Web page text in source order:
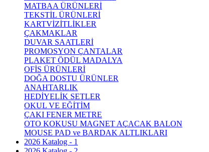
MATBAA ÜRÜNLERİ
TEKSTİL ÜRÜNLERİ
KARTVİZİTLİKLER
ÇAKMAKLAR
DUVAR SAATLERİ
PROMOSYON ÇANTALAR
PLAKET ÖDÜL MADALYA
OFİS ÜRÜNLERİ
DOĞA DOSTU ÜRÜNLER
ANAHTARLIK
HEDİYELİK SETLER
OKUL VE EĞİTİM
ÇAKI FENER METRE
OTO KOKUSU MAGNET AÇACAK BALON
MOUSE PAD ve BARDAK ALTLIKLARI
2026 Katalog - 1